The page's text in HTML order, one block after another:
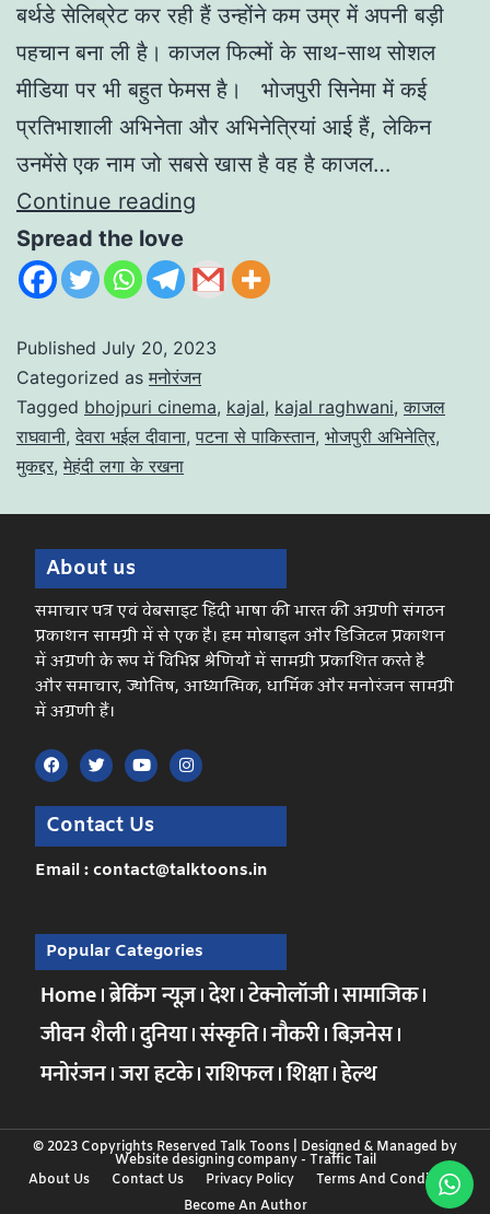
बर्थडे सेलिब्रेट कर रही हैं उन्होंने कम उम्र में अपनी बड़ी
पहचान बना ली है। काजल फिल्मों के साथ-साथ सोशल
मीडिया पर भी बहुत फेमस है। भोजपुरी सिनेमा में कई
प्रतिभाशाली अभिनेता और अभिनेत्रियां आई हैं, लेकिन
उनमेंसे एक नाम जो सबसे खास है वह है काजल…
Continue reading
Spread the love
Published July 20, 2023
Categorized as मनोरंजन
Tagged bhojpuri cinema, kajal, kajal raghwani, काजल
राघवानी, देवरा भईल दीवाना, पटना से पाकिस्तान, भोजपुरी अभिनेत्रि,
मुकद्दर, मेहंदी लगा के रखना
About us
समाचार पत्र एवं वेबसाइट हिंदी भाषा की भारत की अग्रणी संगठन
प्रकाशन सामग्री में से एक है। हम मोबाइल और डिजिटल प्रकाशन
में अग्रणी के रूप में विभिन्न श्रेणियों में सामग्री प्रकाशित करते है
और समाचार, ज्योतिष, आध्यात्मिक, धार्मिक और मनोरंजन सामग्री
में अग्रणी हैं।
Contact Us
Email : contact@talktoons.in
Popular Categories
Home ब्रेकिंग न्यूज़ देश टेक्नोलॉजी सामाजिक
जीवन शैली दुनिया संस्कृति नौकरी बिज़नेस
मनोरंजन जरा हटके राशिफल शिक्षा हेल्थ
© 2023 Copyrights Reserved Talk Toons | Designed & Managed by
Website designing company- Traffic Tail
About Us
Contact Us Privacy Policy
Terms And Conditions
Become An Author